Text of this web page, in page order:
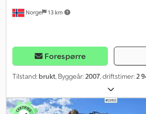
Norge 13 km
Forespørre
Tilstand: brukt, Byggeår: 2007, driftstimer: 2